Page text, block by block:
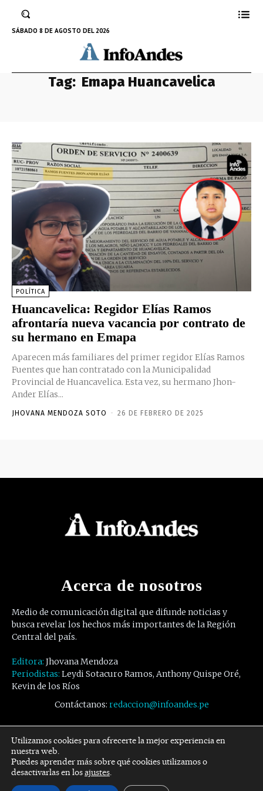
SÁBADO 8 DE AGOSTO DEL 2026
Tag: Emapa Huancavelica
POLÍTICA
Huancavelica: Regidor Elías Ramos
afrontaría nueva vacancia por contrato de
su hermano en Emapa
Aparecen más familiares del primer regidor Elías Ramos
Fuentes que han contratado con la Municipalidad
Provincial de Huancavelica. Esta vez, su hermano Jhon-
Ander Elías...
JHOVANA MENDOZA SOTO - 26 DE FEBRERO DE 2025
Acerca de nosotros
Medio de comunicación digital que difunde noticias y
busca revelar los hechos más importantes de la Región
Central del país.
Editora: Jhovana Mendoza
Periodistas: Leydi Sotacuro Ramos, Anthony Quispe Oré,
Kevin de los Ríos
Contáctanos: redaccion@infoandes.pe
Síguenos
Facebook Twitter Youtube
Utilizamos cookies para ofrecerte la mejor experiencia en
nuestra web.
Puedes aprender más sobre qué cookies utilizamos o
desactivarlas en losajustes.